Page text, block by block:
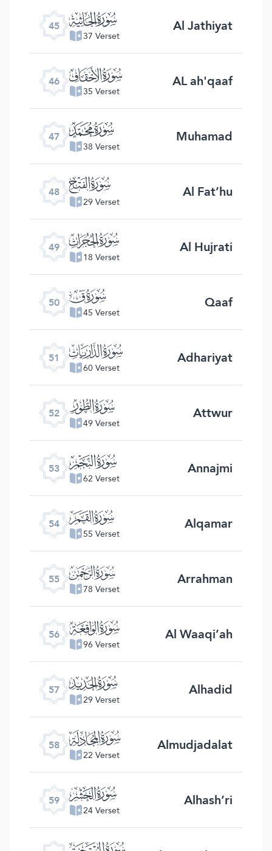
45 ﯚ
37 Verset Al Jathiyat
46 ﯛ
35 Verset AL ah'qaaf
47 ﯜ
38 Verset Muhamad
48 ﯝ
29 Verset Al Fat’hu
49 ﯞ
18 Verset Al Hujrati
50 ﯟ
45 Verset Qaaf
51 ﯠ
60 Verset Adhariyat
52 ﯡ
49 Verset Attwur
53 ﯢ
62 Verset Annajmi
54 ﯣ
55 Verset Alqamar
55 ﯤ
78 Verset Arrahman
56 ﯥ
96 Verset Al Waaqi’ah
57 ﯦ
29 Verset Alhadid
58 ﯧ
22 Verset Almudjadalat
59 ﯨ
24 Verset Alhash’ri